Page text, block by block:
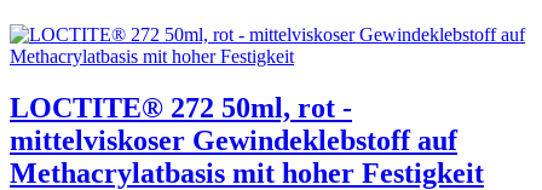
LOCTITE® 272 50ml, rot -
mittelviskoser Gewindeklebstoff auf
Methacrylatbasis mit hoher Festigkeit